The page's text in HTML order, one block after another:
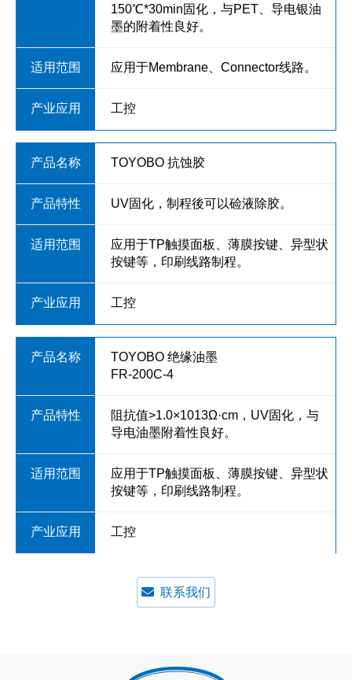
150℃*30min固化，与PET、导电银油
墨的附着性良好。
应用于Membrane、Connector线路。
工控
TOYOBO 抗蚀胶
UV固化，制程後可以硷液除胶。
应用于TP触摸面板、薄膜按键、异型状
按键等，印刷线路制程。
工控
TOYOBO 绝缘油墨
FR-200C-4
阻抗值>1.0×1013Ω·cm，UV固化，与
导电油墨附着性良好。
应用于TP触摸面板、薄膜按键、异型状
按键等，印刷线路制程。
工控
联系我们